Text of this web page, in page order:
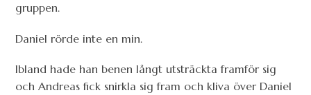
gruppen.
Daniel rörde inte en min.
Ibland hade han benen långt utsträckta framför sig
och Andreas fick snirkla sig fram och kliva över Daniel